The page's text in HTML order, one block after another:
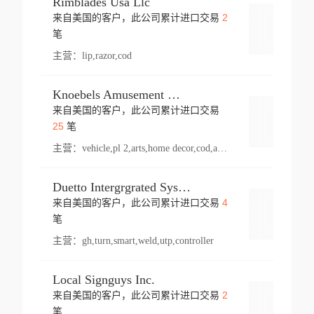
来自美国的客户，此公司累计进口交易 2
笔
主营： lip,razor,cod
Knoebels Amusement Resort
来自美国的客户，此公司累计进口交易
25笔
主营： vehicle,pl 2,arts,home decor,cod,amusement ride,sea
Duetto Intergrgrated Systems Inc.
来自美国的客户，此公司累计进口交易 4
笔
主营： gh,turn,smart,weld,utp,controller
Local Signguys Inc.
来自美国的客户，此公司累计进口交易 2
笔